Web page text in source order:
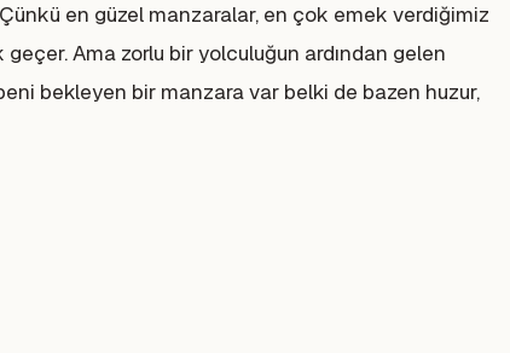
en güzel manzaralar, en çok emek verdiğimiz
geçer. Ama zorlu bir yolculuğun ardından gelen
bekleyen bir manzara var belki de bazen huzur,